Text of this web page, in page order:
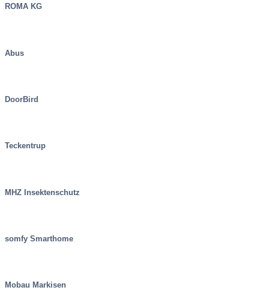
ROMA KG
Abus
DoorBird
Teckentrup
MHZ Insektenschutz
somfy Smarthome
Mobau Markisen